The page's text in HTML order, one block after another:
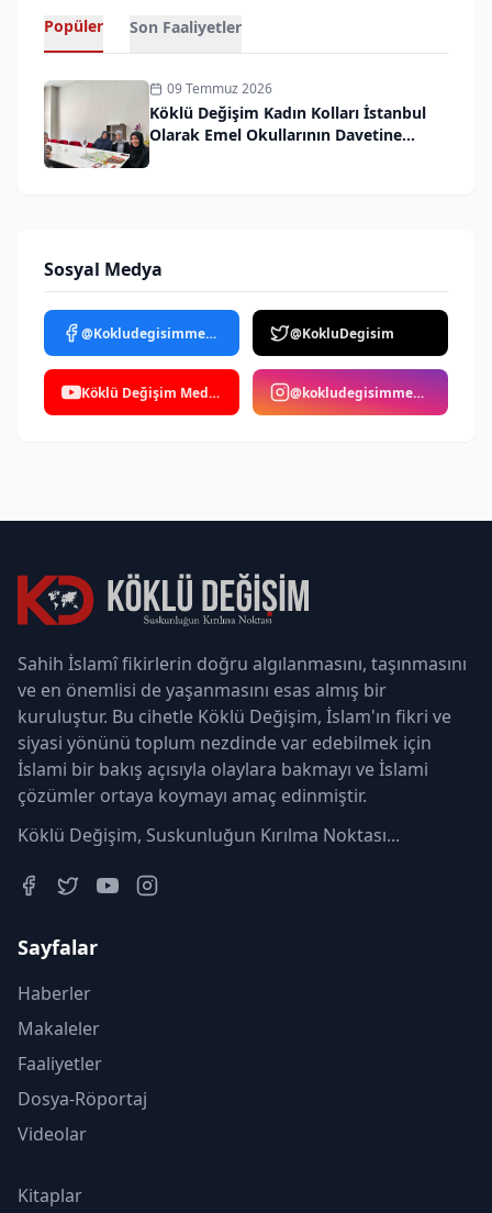
Popüler Son Faaliyetler
09 Temmuz 2026
Köklü Değişim Kadın Kolları İstanbul
Olarak Emel Okullarının Davetine
Sosyal Medya
@Kokludegisimmedya @KokluDegisim
Köklü Değişim Medya @kokludegisimmedya
Sahih İslamî fikirlerin doğru algılanmasını, taşınmasını
ve en önemlisi de yaşanmasını esas almış bir
kuruluştur. Bu cihetle Köklü Değişim, İslam'ın fikri ve
siyasi yönünü toplum nezdinde var edebilmek için
İslami bir bakış açısıyla olaylara bakmayı ve İslami
çözümler ortaya koymayı amaç edinmiştir.
Köklü Değişim, Suskunluğun Kırılma Noktası...
Sayfalar
Haberler
Makaleler
Faaliyetler
Dosya-Röportaj
Videolar
Kitaplar